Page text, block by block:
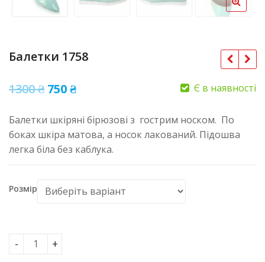
Балетки 1758
1300₴ Оригінальна
1300 ₴.
750₴Поточна
750 ₴.
Є в наявності
Балетки шкіряні бірюзові з гострим носком. По
боках шкіра матова, а носок лакований. Підошва
легка біла без каблука.
Розмір
Балетки 1758 кількість